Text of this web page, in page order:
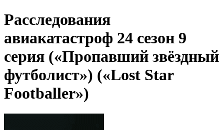
Расследования
авиакатастроф 24 сезон 9
серия («Пропавший звёздный
футболист») («Lost Star
Footballer»)